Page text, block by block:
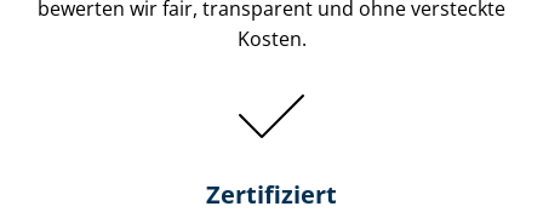
bewerten wir fair, transparent und ohne versteckte
Kosten.
Zertifiziert